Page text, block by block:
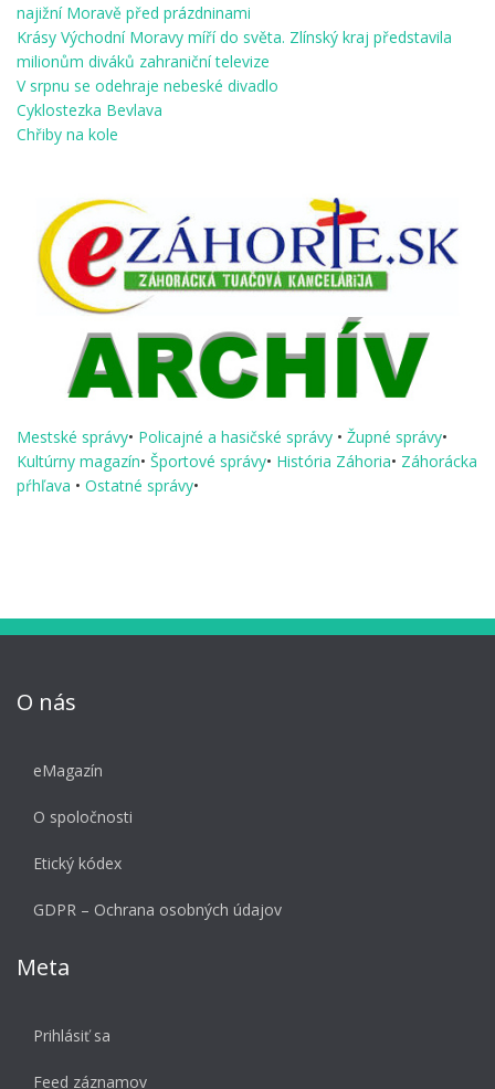
najižní Moravě před prázdninami
Krásy Východní Moravy míří do světa. Zlínský kraj představila
milionům diváků zahraniční televize
V srpnu se odehraje nebeské divadlo
Cyklostezka Bevlava
Chřiby na kole
Mestské správy• Policajné a hasičské správy • Župné správy•
Kultúrny magazín• Športové správy• História Záhoria• Záhorácka
pŕhľava • Ostatné správy•
O nás
eMagazín
O spoločnosti
Etický kódex
GDPR – Ochrana osobných údajov
Meta
Prihlásiť sa
Feed záznamov